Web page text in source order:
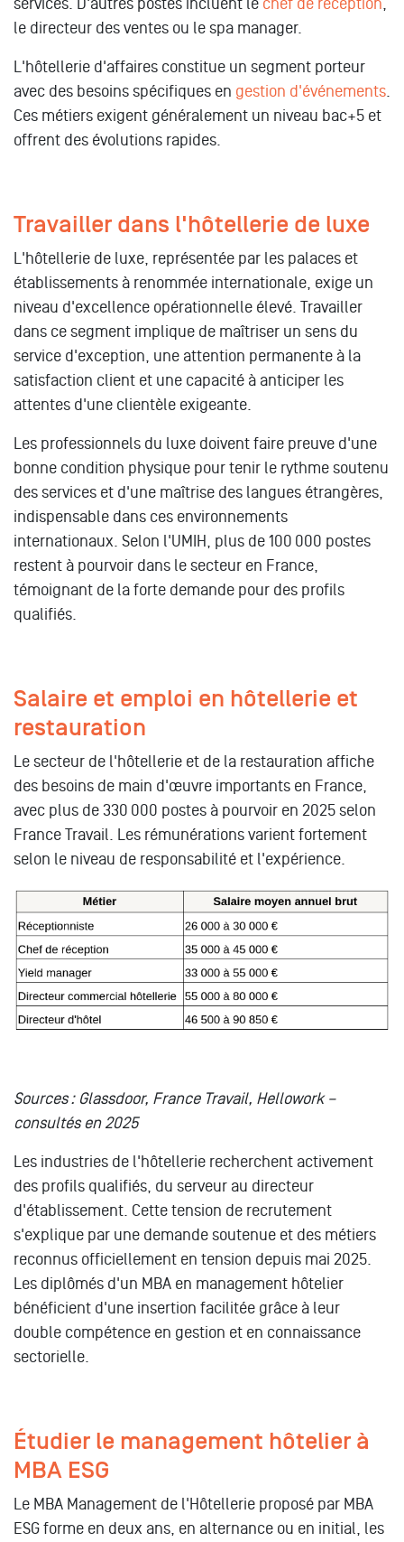
services. D'autres postes incluent le chef de réception,
le directeur des ventes ou le spa manager.
L'hôtellerie d'affaires constitue un segment porteur
avec des besoins spécifiques en gestion d'événements.
Ces métiers exigent généralement un niveau bac+5 et
offrent des évolutions rapides.
Travailler dans l'hôtellerie de luxe
L'hôtellerie de luxe, représentée par les palaces et
établissements à renommée internationale, exige un
niveau d'excellence opérationnelle élevé. Travailler
dans ce segment implique de maîtriser un sens du
service d'exception, une attention permanente à la
satisfaction client et une capacité à anticiper les
attentes d'une clientèle exigeante.
Les professionnels du luxe doivent faire preuve d'une
bonne condition physique pour tenir le rythme soutenu
des services et d'une maîtrise des langues étrangères,
indispensable dans ces environnements
internationaux. Selon l'UMIH, plus de 100 000 postes
restent à pourvoir dans le secteur en France,
témoignant de la forte demande pour des profils
qualifiés.
Salaire et emploi en hôtellerie et
restauration
Le secteur de l'hôtellerie et de la restauration affiche
des besoins de main d'œuvre importants en France,
avec plus de 330 000 postes à pourvoir en 2025 selon
France Travail. Les rémunérations varient fortement
selon le niveau de responsabilité et l'expérience.
Sources : Glassdoor, France Travail, Hellowork –
consultés en 2025
Les industries de l'hôtellerie recherchent activement
des profils qualifiés, du serveur au directeur
d'établissement. Cette tension de recrutement
s'explique par une demande soutenue et des métiers
reconnus officiellement en tension depuis mai 2025.
Les diplômés d'un MBA en management hôtelier
bénéficient d'une insertion facilitée grâce à leur
double compétence en gestion et en connaissance
sectorielle.
Étudier le management hôtelier à
MBA ESG
Le MBA Management de l'Hôtellerie proposé par MBA
ESG forme en deux ans, en alternance ou en initial, les